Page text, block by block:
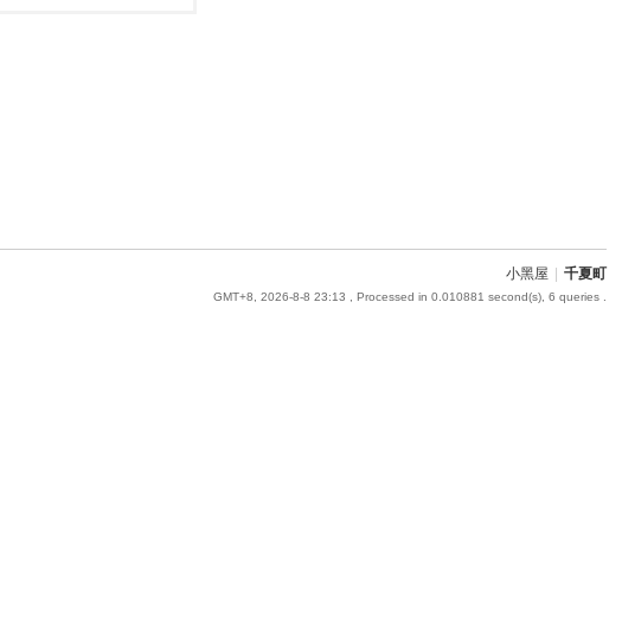
小黑屋 千夏町
GMT+8, 2026-8-8 23:13 , Processed in 0.010881 second(s), 6 queries .